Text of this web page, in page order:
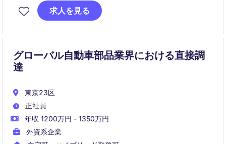
行と、サプライチェーンプロセスの管理を担当するポ
ジションです。
求人を見る
グローバル自動車部品業界における直接調
達
東京23区
正社員
年収 1200万円 - 1350万円
外資系企業